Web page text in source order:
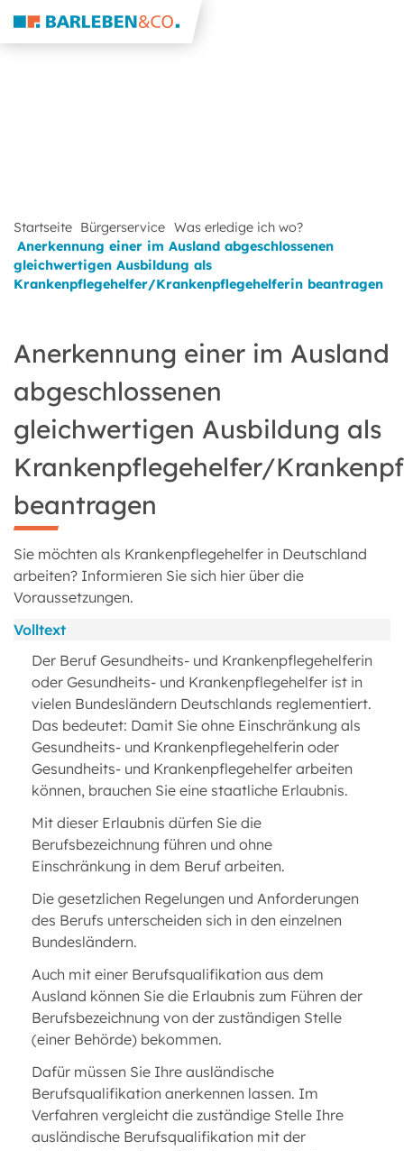
Startseite Bürgerservice Was erledige ich wo?
Anerkennung einer im Ausland abgeschlossenen
gleichwertigen Ausbildung als
Krankenpflegehelfer/Krankenpflegehelferin beantragen
Anerkennung einer im Ausland
abgeschlossenen
gleichwertigen Ausbildung als
Krankenpflegehelfer/
beantragen
Sie möchten als Krankenpflegehelfer in Deutschland
arbeiten? Informieren Sie sich hier über die
Voraussetzungen.
Volltext
Der Beruf Gesundheits- und Krankenpflegehelferin
oder Gesundheits- und Krankenpflegehelfer ist in
vielen Bundesländern Deutschlands reglementiert.
Das bedeutet: Damit Sie ohne Einschränkung als
Gesundheits- und Krankenpflegehelferin oder
Gesundheits- und Krankenpflegehelfer arbeiten
können, brauchen Sie eine staatliche Erlaubnis.
Mit dieser Erlaubnis dürfen Sie die
Berufsbezeichnung führen und ohne
Einschränkung in dem Beruf arbeiten.
Die gesetzlichen Regelungen und Anforderungen
des Berufs unterscheiden sich in den einzelnen
Bundesländern.
Auch mit einer Berufsqualifikation aus dem
Ausland können Sie die Erlaubnis zum Führen der
Berufsbezeichnung von der zuständigen Stelle
(einer Behörde) bekommen.
Dafür müssen Sie Ihre ausländische
Berufsqualifikation anerkennen lassen. Im
Verfahren vergleicht die zuständige Stelle Ihre
ausländische Berufsqualifikation mit der